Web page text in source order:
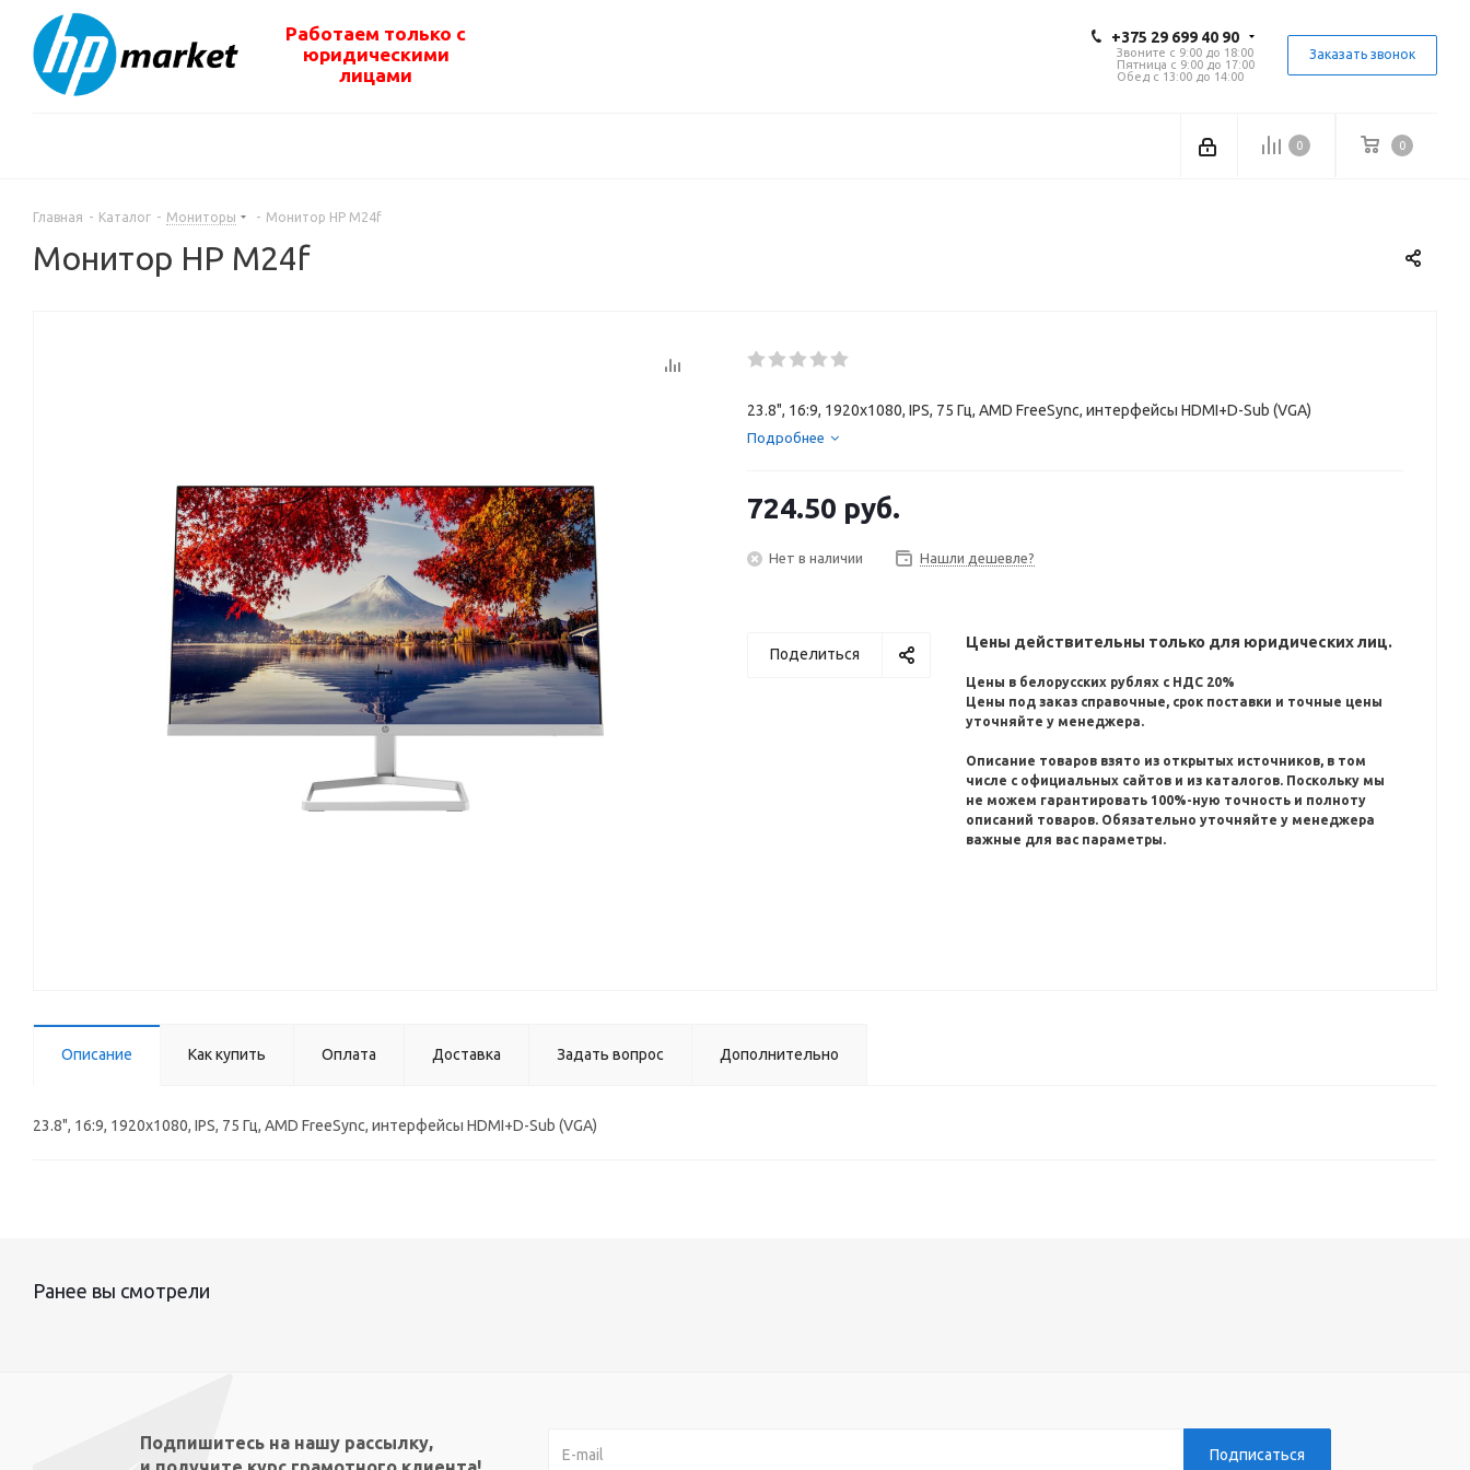
Работаем только с
юридическими
лицами
+375 29 699 40 90
Звоните с 9:00 до 18:00
Пятница с 9:00 до 17:00
Обед с 13:00 до 14:00
Заказать звонок
0 0
Главная - Каталог - Мониторы - Монитор HP M24f
Монитор HP M24f
23.8", 16:9, 1920x1080, IPS, 75 Гц, AMD FreeSync, интерфейсы HDMI+D-Sub (VGA)
Подробнее
724.50 руб.
Нет в наличии Нашли дешевле?
Поделиться
Цены действительны только для юридических лиц.
Цены в белорусских рублях с НДС 20%
Цены под заказ справочные, срок поставки и точные цены
уточняйте у менеджера.
Описание товаров взято из открытых источников, в том
числе с официальных сайтов и из каталогов. Поскольку мы
не можем гарантировать 100%-ную точность и полноту
описаний товаров. Обязательно уточняйте у менеджера
важные для вас параметры.
Описание Как купить Оплата Доставка Задать вопрос Дополнительно
23.8", 16:9, 1920x1080, IPS, 75 Гц, AMD FreeSync, интерфейсы HDMI+D-Sub (VGA)
Ранее вы смотрели
Подпишитесь на нашу рассылку,